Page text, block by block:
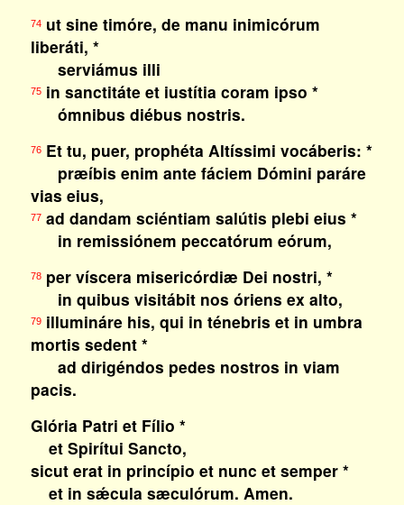
74ut sine timóre, de manu inimicórum
liberáti, *
serviámus illi
75in sanctitáte et iustítia coram ipso *
ómnibus diébus nostris.
76Et tu, puer, prophéta Altíssimi vocáberis: *
præíbis enim ante fáciem Dómini paráre
vias eius,
77ad dandam sciéntiam salútis plebi eius *
in remissiónem peccatórum eórum,
78per víscera misericórdiæ Dei nostri, *
in quibus visitábit nos óriens ex alto,
79illumináre his, qui in ténebris et in umbra
mortis sedent *
ad dirigéndos pedes nostros in viam
pacis.
Glória Patri et Fílio *
et Spirítui Sancto,
sicut erat in princípio et nunc et semper *
et in sǽcula sæculórum. Amen.